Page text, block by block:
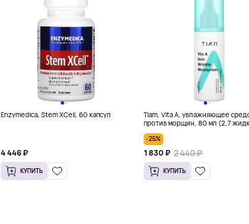
Enzymedica, Stem XCell, 60 капсул
4 446 ₽
КУПИТЬ
Tiam, Vita A, увлажняющее
против морщин, 80 мл (2,7
-25%
1 830 ₽ 2 440 ₽
КУПИТЬ